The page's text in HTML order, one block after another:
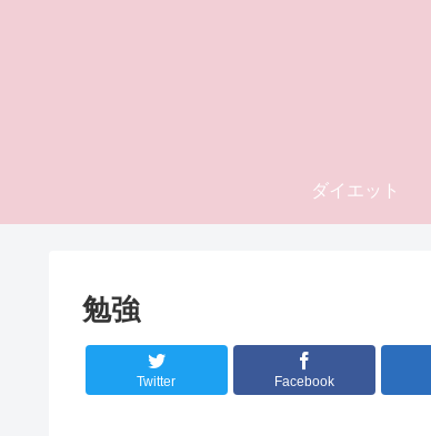
ダイエット
勉強
Twitter Facebook